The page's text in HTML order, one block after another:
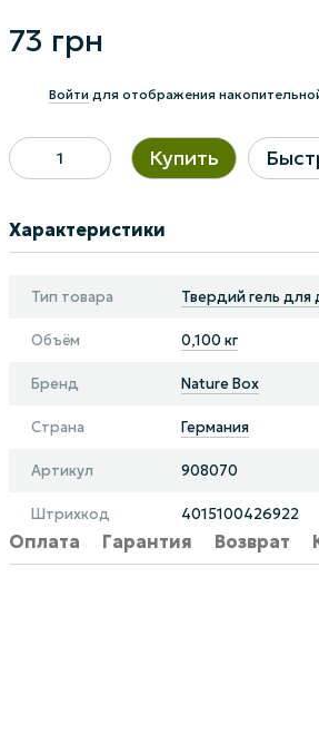
73 грн
Войти для отображения
Купить
Характеристики
Тип товара Твердий гель для
Объём 0,100 кг
Бренд Nature Box
Страна Германия
Артикул 908070
Штрихкод 4015100426922
Оплата Гарантия Возврат